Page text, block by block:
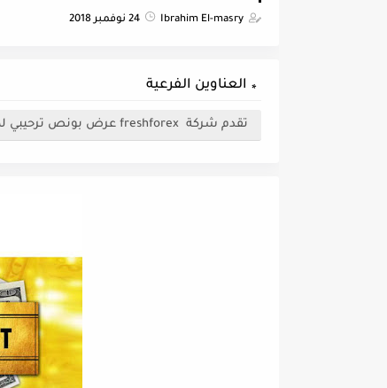
Ibrahim El-masry 24 نوفمبر 2018
العناوين الفرعية
تقدم شركة freshforex عرض بونص ترحيبي لكل العملاء الجدد بقيمة 2018 دولار بمناسبة العام الجديد